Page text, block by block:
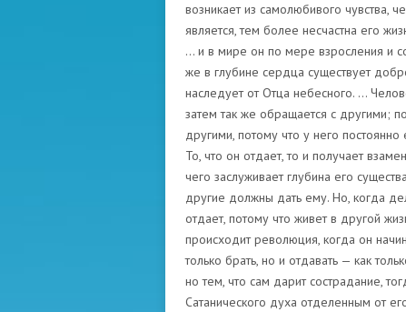
возникает из самолюбивого чувства,
является, тем более несчастна его
… и в мире он по мере взросления и
же в глубине сердца существует
наследует от Отца небесного. …
затем так же обращается с другими;
другими, потому что у него
То, что он отдает, то и получает
чего заслуживает глубина его
другие должны дать ему. Но, когда
отдает, потому что живет в другой
происходит революция, когда он
только брать, но и отдавать — как
но тем, что сам дарит сострадание,
Сатанического духа отделенным от